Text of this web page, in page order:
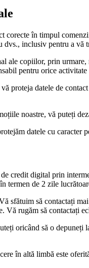
corecte în timpul
dvs., inclusiv pentru a
ale copiilor, prin
pentru orice
proteja datele de
noastre, vă puteți
datele cu caracter
credit digital prin
termen de 2 zile
sfătuim să contactați
Vă rugăm să contactați
oricând să o
în altă limbă este